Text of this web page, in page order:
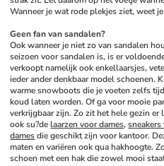
Wanneer je wat rode plekjes ziet, weet
Geen fan van sandalen?
Ook wanneer je niet zo van sandalen
seizoen voor sandalen is, is er
verkoopt namelijk ook enkellaarsjes,
ieder ander denkbaar model schoenen.
warme snowboots die je voeten zelfs
koud laten worden. Of ga voor mooie
verkrijgbaar zijn. Zo zit het hele gezin
ook su?de laarzen voor dames, sneakers
dames die geschikt zijn voor kantoor.
maten en variëren ook qua hakhoogte.
schoen met een hak die zowel mooi